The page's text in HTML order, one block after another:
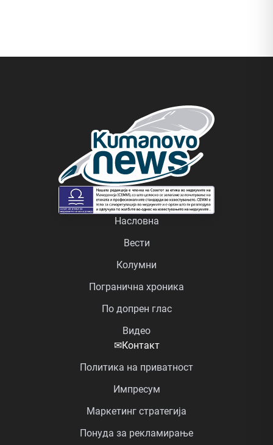
Насловна
Вести
Колумни
Погранична хроника
По допрен глас
Видео
✉Контакт
Политика на приватност
Импресум
Маркетинг стратегија
Понуда за рекламирање